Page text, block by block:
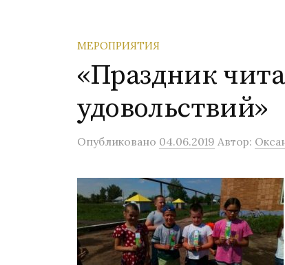
МЕРОПРИЯТИЯ
«Праздник
удовольствий»
Опубликовано 04.06.2019 Автор: